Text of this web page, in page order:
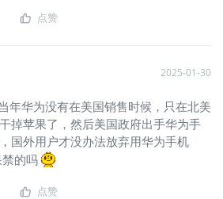
点赞
2025-01-30
年华为没有在美国销售时候，只在北美
掉苹果了，然后美国政府出手华为手
国外用户才没办法放弃用华为手机
的吗
点赞